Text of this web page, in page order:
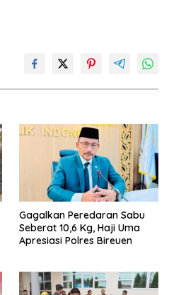
Gagalkan Peredaran Sabu
Seberat 10,6 Kg, Haji Uma
Apresiasi Polres Bireuen